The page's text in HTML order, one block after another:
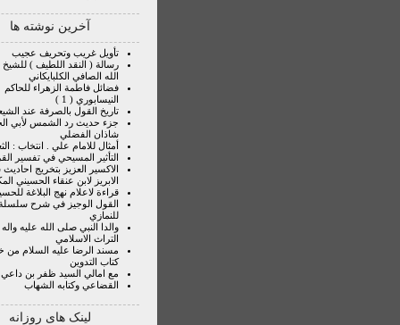
آخرین نوشته ها
تأويل غريب وتحريف عجيب
رسالة ( النقد اللطيف )
الله الصافي الكلبايكاني
فضائل فاطمة الزهراء للحاكم
النيسابوري ( 1 )
تاريخ القول بالصرفة عند
جزء حديث رد الشمس لأبي
شاذان الفضلي
أمثال للامام علي . انتخاب :
التأثير المسيحي في تفسير
الاكسير العزيز بتخريج
الابريز لابن عنقاء الحسيني
قراءة لاعلام نهج البلاغة
القول الوجيز في شرح سلسلة
للنمازي
والدا النبي صلى الله عليه
التراث الاسلامي
مسند الرضا عليه السلام من
كتاب التدوين
مع امالي السيد ظفر بن داعي
القضاعي وكتابه الشهاب
لینک های روزانه